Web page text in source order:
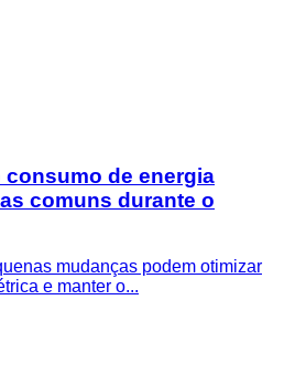
consumo de energia
comuns durante o
mudanças podem otimizar
e manter o...